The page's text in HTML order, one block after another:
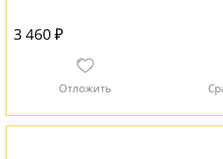
3 460 ₽